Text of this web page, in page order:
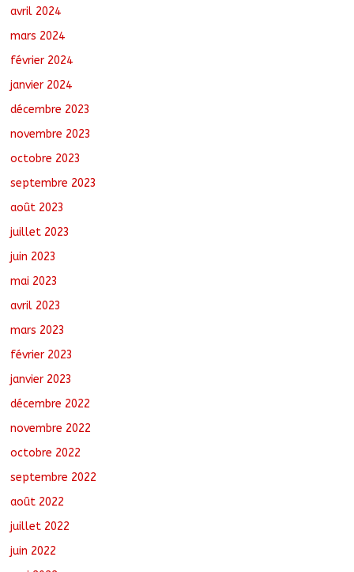
avril 2024
mars 2024
février 2024
janvier 2024
décembre 2023
novembre 2023
octobre 2023
septembre 2023
août 2023
juillet 2023
juin 2023
mai 2023
avril 2023
mars 2023
février 2023
janvier 2023
décembre 2022
novembre 2022
octobre 2022
septembre 2022
août 2022
juillet 2022
juin 2022